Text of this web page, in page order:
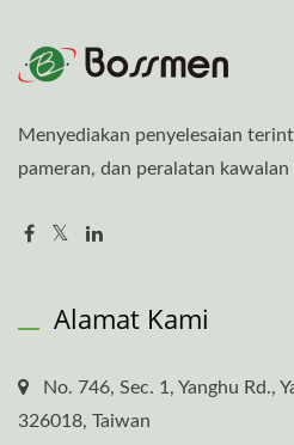
Menyediakan penyelesaian
pameran, dan peralatan
Alamat Kami
No. 746, Sec. 1, Yanghu Rd.,
326018, Taiwan